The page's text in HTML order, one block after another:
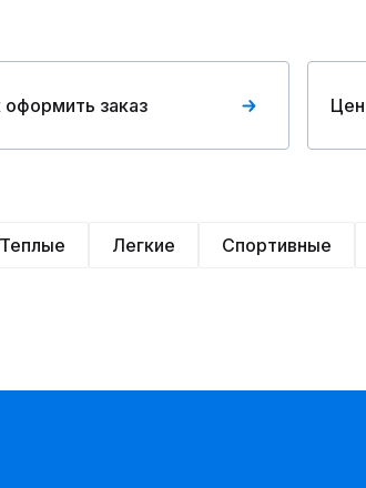
оформить заказ
Теплые Легкие Спортивные